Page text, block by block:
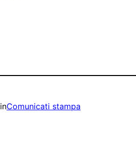
inComunicati stampa